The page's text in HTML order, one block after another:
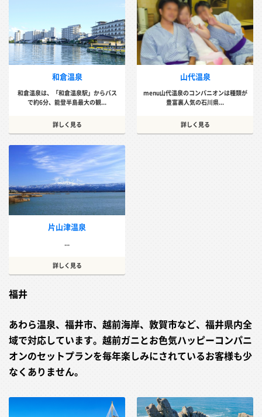
和倉温泉
和倉温泉は、「和倉温泉駅」からバス
で約6分、能登半島最大の観...
詳しく見る
山代温泉
menu山代温泉のコンパニオンは種類が
豊富裏人気の石川県...
詳しく見る
片山津温泉
...
詳しく見る
福井
あわら温泉、福井市、越前海岸、敦賀市など、福井県内全
域で対応しています。越前ガニとお色気ハッピーコンパニ
オンのセットプランを毎年楽しみにされているお客様も少
なくありません。